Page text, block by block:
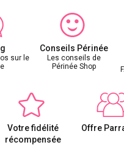
sur le
Conseils Périnée
Les conseils de
Périnée Shop
Votre fidélité
récompensée
Offre